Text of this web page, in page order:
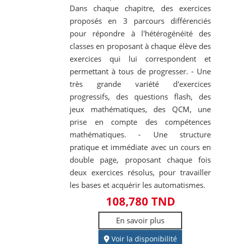
Dans chaque chapitre, des exercices
proposés en 3 parcours différenciés
pour répondre à l'hétérogénéité des
classes en proposant à chaque élève des
exercices qui lui correspondent et
permettant à tous de progresser. - Une
très grande variété d'exercices
progressifs, des questions flash, des
jeux mathématiques, des QCM, une
prise en compte des compétences
mathématiques. - Une structure
pratique et immédiate avec un cours en
double page, proposant chaque fois
deux exercices résolus, pour travailler
les bases et acquérir les automatismes.
108,780 TND
En savoir plus
Voir la disponibilité